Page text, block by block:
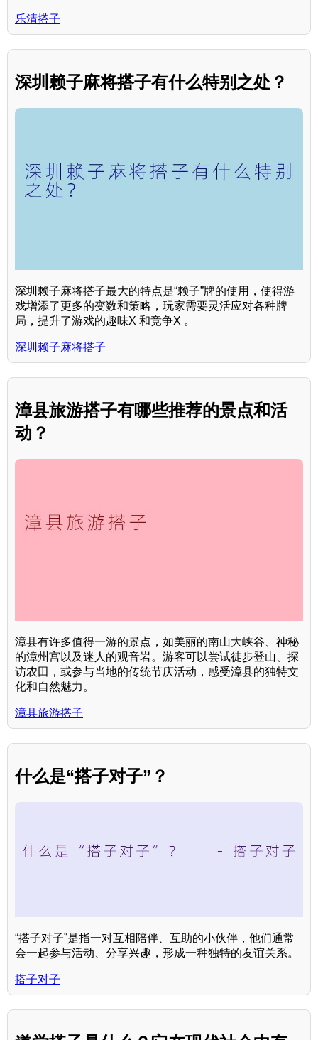
乐清搭子
深圳赖子麻将搭子有什么特别之处？
深圳赖子麻将搭子最大的特点是“赖子”牌的使用，使得游
戏增添了更多的变数和策略，玩家需要灵活应对各种牌
局，提升了游戏的趣味X 和竞争X 。
深圳赖子麻将搭子
漳县旅游搭子有哪些推荐的景点和活
动？
漳县有许多值得一游的景点，如美丽的南山大峡谷、神秘
的漳州宫以及迷人的观音岩。游客可以尝试徒步登山、探
访农田，或参与当地的传统节庆活动，感受漳县的独特文
化和自然魅力。
漳县旅游搭子
什么是“搭子对子”？
“搭子对子”是指一对互相陪伴、互助的小伙伴，他们通常
会一起参与活动、分享兴趣，形成一种独特的友谊关系。
搭子对子